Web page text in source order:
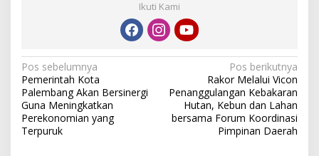
Ikuti Kami
N
a
v
i
Pos sebelumnya
Pemerintah Kota
Palembang Akan Bersinergi
Guna Meningkatkan
Perekonomian yang
Terpuruk
Pos berikutnya
Rakor Melalui Vicon
Penanggulangan Kebakaran
Hutan, Kebun dan Lahan
bersama Forum Koordinasi
Pimpinan Daerah